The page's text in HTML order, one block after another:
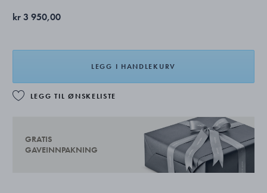
kr 3 950,00
LEGG I HANDLEKURV
LEGG TIL ØNSKELISTE
GRATIS
GAVEINNPAKNING